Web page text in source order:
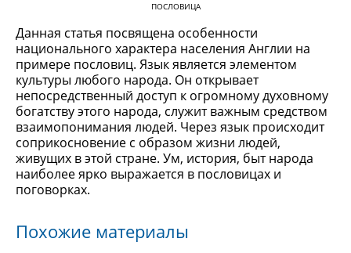
ПОСЛОВИЦА
Данная статья посвящена особенности
национального характера населения Англии на
примере пословиц. Язык является элементом
культуры любого народа. Он открывает
непосредственный доступ к огромному духовному
богатству этого народа, служит важным средством
взаимопонимания людей. Через язык происходит
соприкосновение с образом жизни людей,
живущих в этой стране. Ум, история, быт народа
наиболее ярко выражается в пословицах и
поговорках.
Похожие материалы